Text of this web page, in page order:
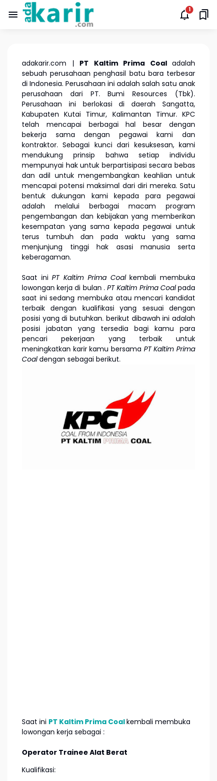
adakarir.com | PT Kaltim Prima Coal adalah
sebuah perusahaan penghasil batu bara terbesar
di Indonesia. Perusahaan ini adalah salah satu anak
perusahaan dari PT. Bumi Resources (Tbk).
Perusahaan ini berlokasi di daerah Sangatta,
Kabupaten Kutai Timur, Kalimantan Timur. KPC
telah mencapai berbagai hal besar dengan
bekerja sama dengan pegawai kami dan
kontraktor. Sebagai kunci dari kesuksesan, kami
mendukung prinsip bahwa setiap individu
mempunyai hak untuk berpartisipasi secara bebas
dan adil untuk mengembangkan keahlian untuk
mencapai potensi maksimal dari diri mereka. Satu
bentuk dukungan kami kepada para pegawai
adalah melalui berbagai macam program
pengembangan dan kebijakan yang memberikan
kesempatan yang sama kepada pegawai untuk
terus tumbuh dan pada waktu yang sama
menjunjung tinggi hak asasi manusia serta
keberagaman.
Saat iniPT Kaltim Prima Coalkembali membuka
lowongan kerja di bulan .PT Kaltim Prima Coalpada
saat ini sedang membuka atau mencari kandidat
terbaik dengan kualifikasi yang sesuai dengan
posisi yang di butuhkan. berikut dibawah ini adalah
posisi jabatan yang tersedia bagi kamu para
pencari pekerjaan yang terbaik untuk
meningkatkan karir kamu bersama PT Kaltim Prima
Coaldengan sebagai berikut.
Saat ini PT Kaltim Prima Coalkembali membuka
lowongan kerja sebagai :
Operator Trainee Alat Berat
Kualifikasi: